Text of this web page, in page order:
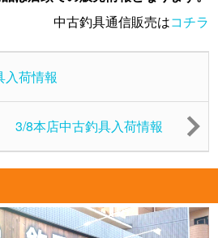
中古釣具通信販売はコチラ
入荷情報
3/8本店中古釣具入荷情報